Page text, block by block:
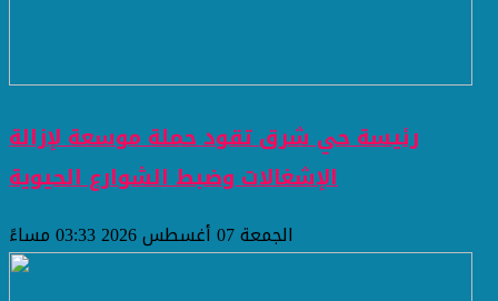
رئيسة حي شرق تقود حملة موسعة لإزالة
الإشغالات وضبط الشوارع الحيوية
الجمعة 07 أغسطس 2026 03:33 مساءً